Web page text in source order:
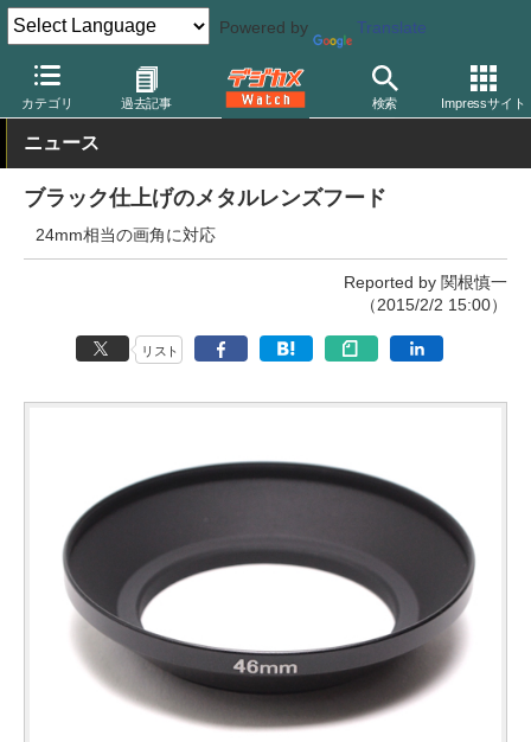
Powered by Translate
カテゴリ 過去記事 検索 Impressサイト
デジカメ Watch レンズ 交換レンズ その他
ニュース
ブラック仕上げのメタルレンズフード
24mm相当の画角に対応
Reported by 関根慎一
（2015/2/2 15:00）
リスト